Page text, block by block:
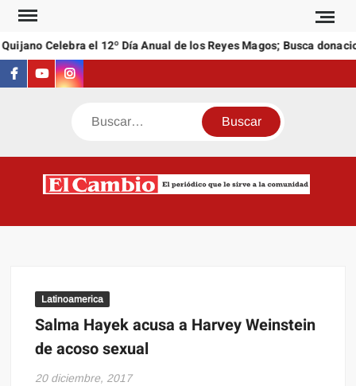
Saltar
contenidoCelebra el 12º Día Anual de los Reyes Magos; Busca
Facebook
YoutubeInstagram
Buscar
Latinoamerica
Salma Hayek acusa a Harvey Weinstein
de acoso sexual
20 diciembre, 2017